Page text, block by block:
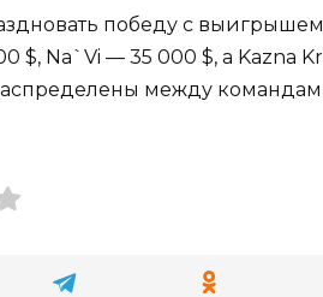
победу с
$, Na`Vi — 35 000 $, а Kazna
между